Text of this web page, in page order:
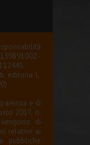
-
editoria L.
e di
2017, n.
di
relative ai
pubbliche